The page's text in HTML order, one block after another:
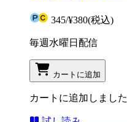
345/¥380(税込)
毎週水曜日配信
カートに追加
カートに追加しました